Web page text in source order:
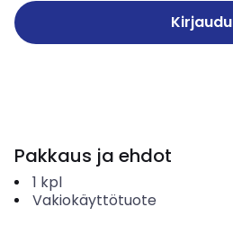
Kirjaudu
Pakkaus ja ehdot
1 kpl
Vakiokäyttötuote